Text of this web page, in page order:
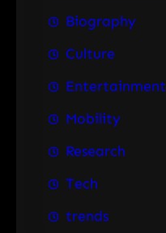
Biography
Culture
Entertainment
Mobility
Research
Tech
trends